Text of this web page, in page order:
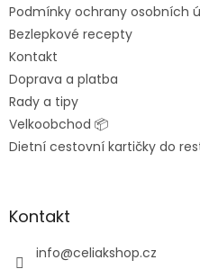
Podmínky ochrany osobních
Bezlepkové recepty
Kontakt
Doprava a platba
Rady a tipy
Velkoobchod 📦
Dietní cestovní kartičky do
Kontakt
info@celiakshop.cz